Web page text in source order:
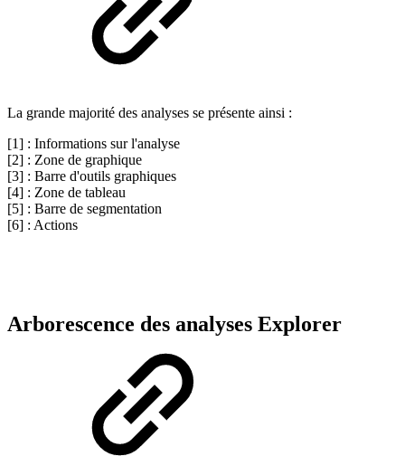
La grande majorité des analyses se présente ainsi :
[1] : Informations sur l'analyse
[2] : Zone de graphique
[3] : Barre d'outils graphiques
[4] : Zone de tableau
[5] : Barre de segmentation
[6] : Actions
Arborescence des analyses Explorer